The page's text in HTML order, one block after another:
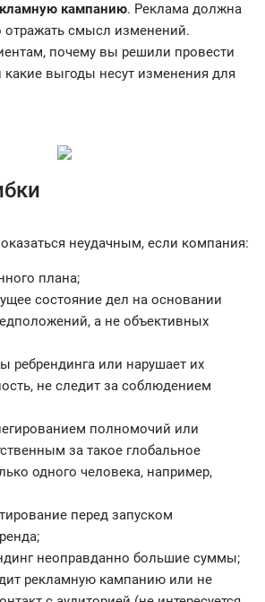
кампанию. Реклама должна
отражать смысл изменений.
почему вы решили провести
какие выгоды несут изменения для
неудачным, если компания:
плана;
состояние дел на основании
а не объективных
ребрендинга или нарушает их
не следит за соблюдением
полномочий или
за такое глобальное
одного человека, например,
перед запуском
неоправданно большие суммы;
рекламную кампанию или не